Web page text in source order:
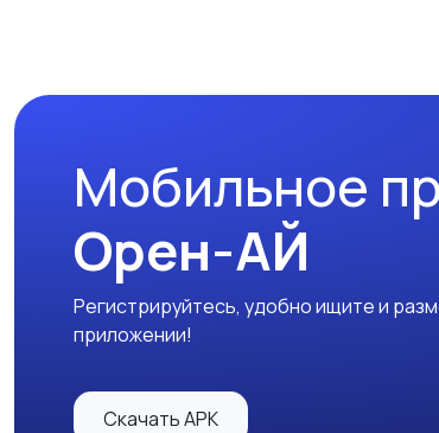
Мобильное
Орен-АЙ
Регистрируйтесь, удобно ищите и
приложении!
Скачать APK